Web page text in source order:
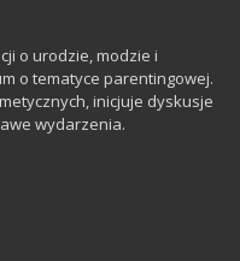
o urodzie, modzie i
o tematyce parentingowej.
inicjuje dyskusje
wydarzenia.